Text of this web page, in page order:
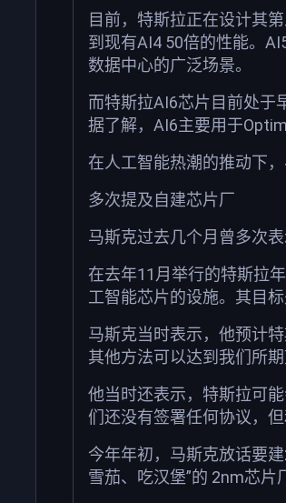
目前，特斯拉正在设计其
到现有AI4 50倍的性能。
数据中心的广泛场景。
而特斯拉AI6芯片目前处于
据了解，AI6主要用于
在人工智能热潮的推动下
多次提及自建芯片厂
马斯克过去几个月曾多次
在去年11月举行的特斯拉
工智能芯片的设施。其目
马斯克当时表示，他预计
其他方法可以达到我们所
他当时还表示，特斯拉可
们还没有签署任何协议，
今年年初，马斯克放话要
雪茄、吃汉堡”的 2nm芯片